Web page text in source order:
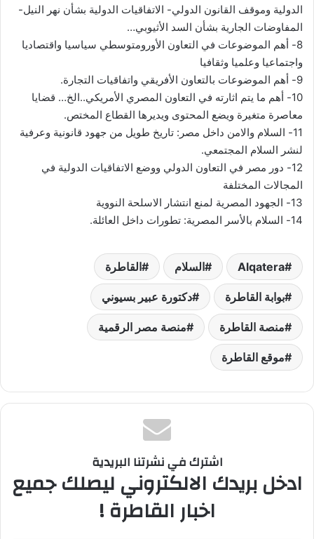
الدولية وموقف القانون الدولي- الاتفاقيات الدولية بشأن نهر النيل-
المفاوضات الجارية بشأن السد الأثيوبي…
8- أهم الموضوعات في التعاون الأورومتوسطي سياسيا واقتصاديا
واجتماعيا وعلميا وثقافيا
9- أهم الموضوعات بالتعاون الأفريقي واتفاقيات التجارة.
10- أهم ما يتم اثارته في التعاون المصري الأمريكي..الخ… قضايا
معاصرة متغيرة ويضع المحتوى ويديرها القطاع المختص.
11- السلام والامن داخل مصر: تاريخ طويل من جهود قانونية وعرفية
لنشر السلام المجتمعي.
12- دور مصر في التعاون الدولي ووضع الاتفاقيات الدولية في
المجالات المختلفة
13- الجهود المصرية لمنع انتشار الاسلحة النووية
14- السلام بالأسر المصرية: تطورات داخل العائلة.
Alqatera السلام القاطرة
بوابة القاطرة دكتورة عبير بسيوني
منصة القاطرة منصة مصر الرقمية
موقع القاطرة
اشترك في نشرتنا البريدية
ادخل بريدك الالكتروني ليصلك جميع
اخبار القاطرة !